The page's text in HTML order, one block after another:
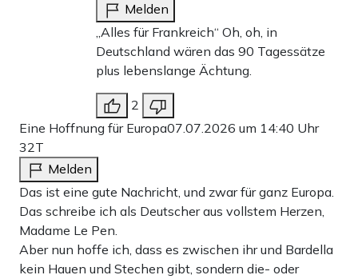
Melden
„Alles für Frankreich“ Oh, oh, in
Deutschland wären das 90 Tagessätze
plus lebenslange Ächtung.
2
Eine Hoffnung für Europa07.07.2026 um 14:40 Uhr
32T
Melden
Das ist eine gute Nachricht, und zwar für ganz Europa.
Das schreibe ich als Deutscher aus vollstem Herzen,
Madame Le Pen.
Aber nun hoffe ich, dass es zwischen ihr und Bardella
kein Hauen und Stechen gibt, sondern die- oder